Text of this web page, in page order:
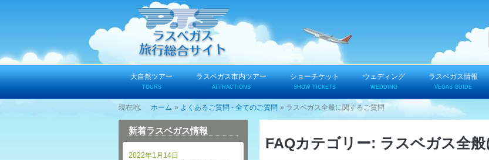
ツ
大自然ツアー
TOURS
ラスベガス市内ツアー
ATTRACTIONS
ショーチケット
SHOW TICKETS
ウェディング
WEDDING
ラスベガス情報
VEGAS GUIDE
ホーム よくあるご質問 - 全てのご質問 ラスベガス全般に関するご質問
新着ラスベガス情報
2022年1月14日
FAQカテゴリー: ラスベガス全